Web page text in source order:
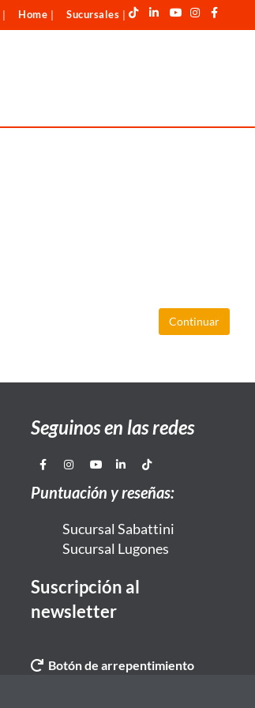
Home Sucursales
Continuar
Seguinos en las redes
Puntuación y reseñas:
Sucursal Sabattini
Sucursal Lugones
Suscripción al
newsletter
Botón de arrepentimiento